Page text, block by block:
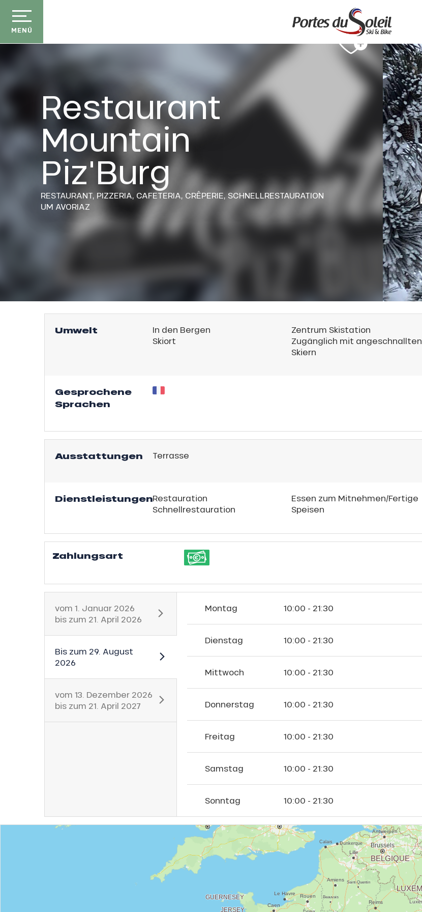
contenu
principal
MENÜ
Restaurant
Mountain
Piz'Burg
RESTAURANT, PIZZERIA, CAFETERIA, CRÊPERIE, SCHNELLRESTAURATION
UM AVORIAZ
Umwelt In den Bergen
Zentrum Skistation
Skiort
Zugänglich mit angeschnallten
Skiern
Gesprochene
Sprachen
Ausstattungen Terrasse
DienstleistungenRestauration
Schnellrestauration
Essen zum Mitnehmen/Fertige
Speisen
Zahlungsart
vom 1. Januar 2026
bis zum 21. April 2026
Bis zum 29. August
2026
vom 13. Dezember 2026
bis zum 21. April 2027
Montag 10:00 - 21:30
Dienstag 10:00 - 21:30
Mittwoch 10:00 - 21:30
Donnerstag 10:00 - 21:30
Freitag 10:00 - 21:30
Samstag 10:00 - 21:30
Sonntag 10:00 - 21:30